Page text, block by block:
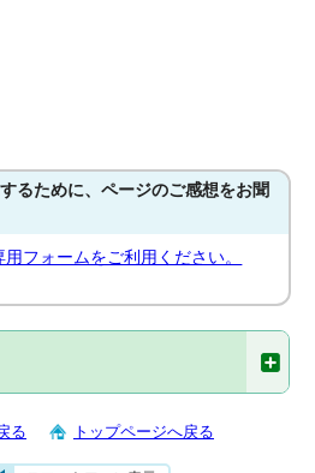
るために、ページのご感想をお聞
フォームをご利用ください。
る トップページへ戻る